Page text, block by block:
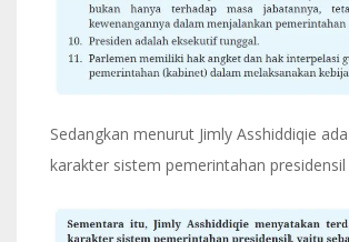
Sedangkan menurut Jimly Asshiddiqie
karakter sistem pemerintahan presidensil